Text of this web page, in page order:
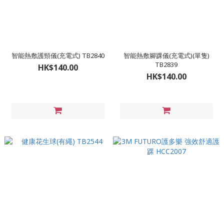
智能熱敷護頸儀(充電式) TB2840
HK$140.00
智能熱敷腳踝儀(充電式)(單隻)
TB2839
HK$140.00